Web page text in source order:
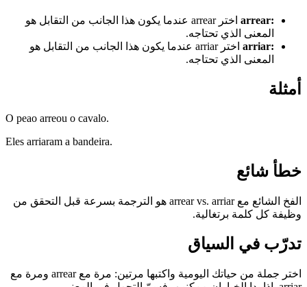
arrear:
اختر arrear عندما يكون هذا الجانب من التقابل هو
المعنى الذي تحتاجه.
arriar:
اختر arriar عندما يكون هذا الجانب من التقابل هو
المعنى الذي تحتاجه.
أمثلة
O peao arreou o cavalo.
Eles arriaram a bandeira.
خطأ شائع
الفخ الشائع مع arrear vs. arriar هو الترجمة بسرعة قبل التحقق من
وظيفة كل كلمة برتغالية.
تدرّب في السياق
اختر جملة من حياتك اليومية واكتبها مرتين: مرة مع arrear ومرة مع